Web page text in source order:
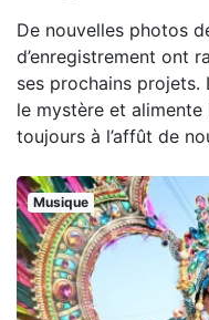
De nouvelles photos
d’enregistrement ont
ses prochains projets.
le mystère et alimente
toujours à l’affût de
Musique